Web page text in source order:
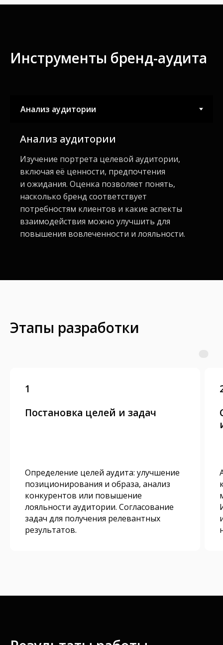
Инструменты бренд-аудита
Анализ аудитории
Изучение портрета целевой аудитории,
включая её ценности, предпочтения
и ожидания. Оценка позволяет понять,
насколько бренд соответствует
потребностям клиентов и какие аспекты
взаимодействия можно улучшить для
повышения вовлеченности и лояльности.
Этапы разработки
1
Постановка целей и задач
Определение целей аудита: улучшение
позиционирования и образа, анализ
конкурентов или повышение
лояльности аудитории. Согласование
задач для получения релевантных
результатов.